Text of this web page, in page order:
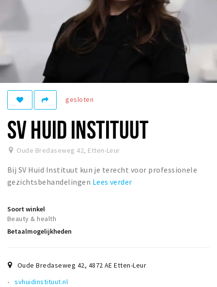
Recreatief
Winkels
Winkelgebieden
Bezienswaardigheden
Musea, theaters & podia
Uitjes & activiteiten
Toeristische routes
Baroniepoorten
Sport
gesloten
SV HUID INSTITUUT
Oude Bredaseweg 42, Etten-Leur
Bij SV Huid Instituut kun je terecht voor professionele
gezichtsbehandelingen Lees verder
Soort winkel
Beauty & health
Betaalmogelijkheden
Oude Bredaseweg 42, 4872 AE Etten-Leur
svhuidinstituut.nl